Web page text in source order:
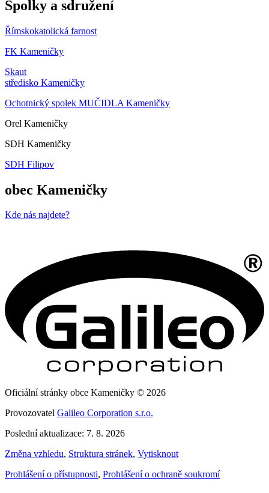
Spolky a sdružení
Římskokatolická farnost
FK Kameničky
Skaut
středisko Kameničky
Ochotnický spolek MUČIDLA Kameničky
Orel Kameničky
SDH Kameničky
SDH Filipov
obec Kameničky
Kde nás najdete?
Oficiální stránky obce Kameničky © 2026
Provozovatel Galileo Corporation s.r.o.
Poslední aktualizace: 7. 8. 2026
Změna vzhledu, Struktura stránek, Vytisknout
Prohlášení o přístupnosti, Prohlášení o ochraně soukromí